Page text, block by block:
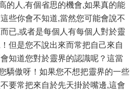
的人,有個省思的機會,如果真的能
些你會不知道,當然您可能會說不
已,或者是每個人有每個人對於靈
但是您不說出來而常把自己來自
知道您對於靈界的認識呢？這當
驕傲呀！如果您不想把靈界的一些
要常把來自於先天掛於嘴邊,這會